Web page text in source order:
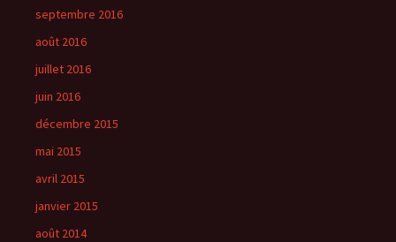
septembre 2016
août 2016
juillet 2016
juin 2016
décembre 2015
mai 2015
avril 2015
janvier 2015
août 2014